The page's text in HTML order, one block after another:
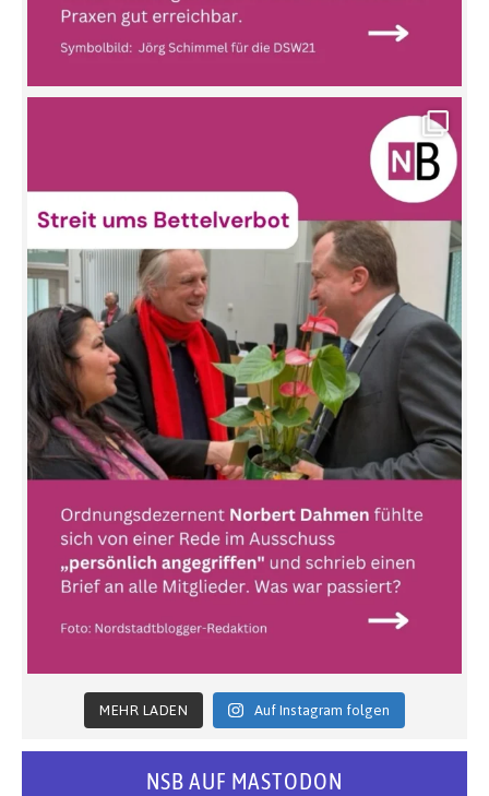
MEHR LADEN Auf Instagram folgen
NSB AUF MASTODON